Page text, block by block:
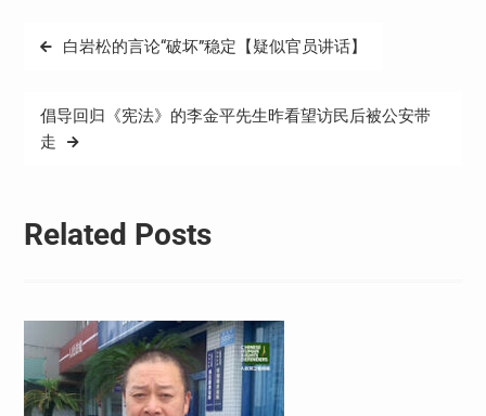
文
航
白岩松的言论“破坏”稳定【疑似官员讲话】
倡导回归《宪法》的李金平先生昨看望访民后被公安带
走
Related Posts